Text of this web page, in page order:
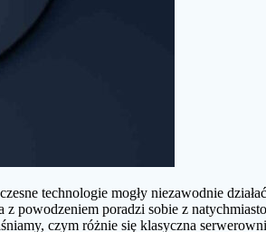
technologie mogły niezawodnie
powodzeniem poradzi sobie z
czym różnie się klasyczna